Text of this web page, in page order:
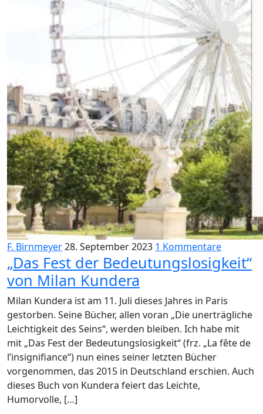
F. Birnmeyer28. September 2023 1 Kommentare
„Das Fest der Bedeutungslosigkeit“
von Milan Kundera
Milan Kundera ist am 11. Juli dieses Jahres in Paris
gestorben. Seine Bücher, allen voran „Die unerträgliche
Leichtigkeit des Seins“, werden bleiben. Ich habe mit
mit „Das Fest der Bedeutungslosigkeit“ (frz. „La fête de
l’insignifiance“) nun eines seiner letzten Bücher
vorgenommen, das 2015 in Deutschland erschien. Auch
dieses Buch von Kundera feiert das Leichte,
Humorvolle, […]